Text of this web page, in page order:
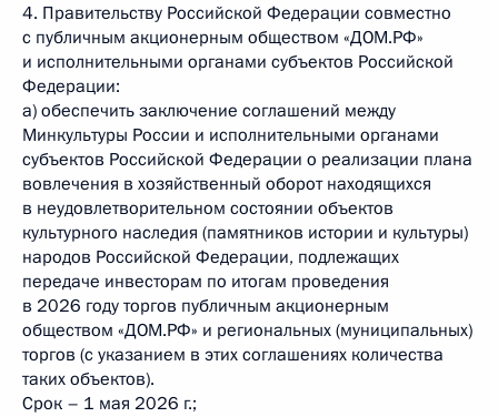
4. Правительству Российской Федерации совместно
с публичным акционерным обществом «ДОМ.РФ»
и исполнительными органами субъектов Российской
Федерации:
а) обеспечить заключение соглашений между
Минкультуры России и исполнительными органами
субъектов Российской Федерации о реализации плана
вовлечения в хозяйственный оборот находящихся
в неудовлетворительном состоянии объектов
культурного наследия (памятников истории и культуры)
народов Российской Федерации, подлежащих
передаче инвесторам по итогам проведения
в 2026 году торгов публичным акционерным
обществом «ДОМ.РФ» и региональных (муниципальных)
торгов (с указанием в этих соглашениях количества
таких объектов).
Срок – 1 мая 2026 г.;